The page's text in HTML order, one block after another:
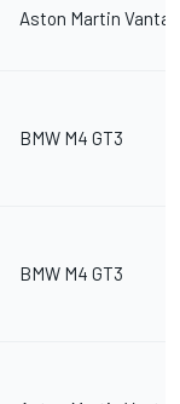
Aston Martin
BMW M4 GT3
BMW M4 GT3